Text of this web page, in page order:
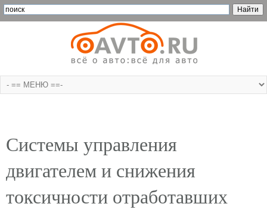
Системы управления
двигателем и снижения
токсичности отработавших